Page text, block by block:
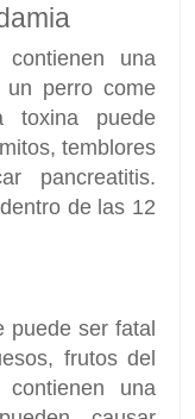
contienen una
un perro come
toxina puede
temblores
pancreatitis.
de las 12
puede ser fatal
frutos del
una